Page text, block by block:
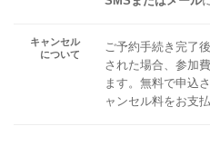
キャンセル
について
ご予約手続き完了
された場合、参加
ます。無料で申込
ャンセル料をお支